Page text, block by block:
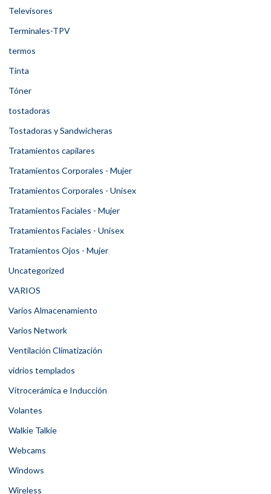
Televisores
Terminales-TPV
termos
Tinta
Tóner
tostadoras
Tostadoras y Sandwicheras
Tratamientos capilares
Tratamientos Corporales - Mujer
Tratamientos Corporales - Unisex
Tratamientos Faciales - Mujer
Tratamientos Faciales - Unisex
Tratamientos Ojos - Mujer
Uncategorized
VARIOS
Varios Almacenamiento
Varios Network
Ventilación Climatización
vidrios templados
Vitrocerámica e Inducción
Volantes
Walkie Talkie
Webcams
Windows
Wireless